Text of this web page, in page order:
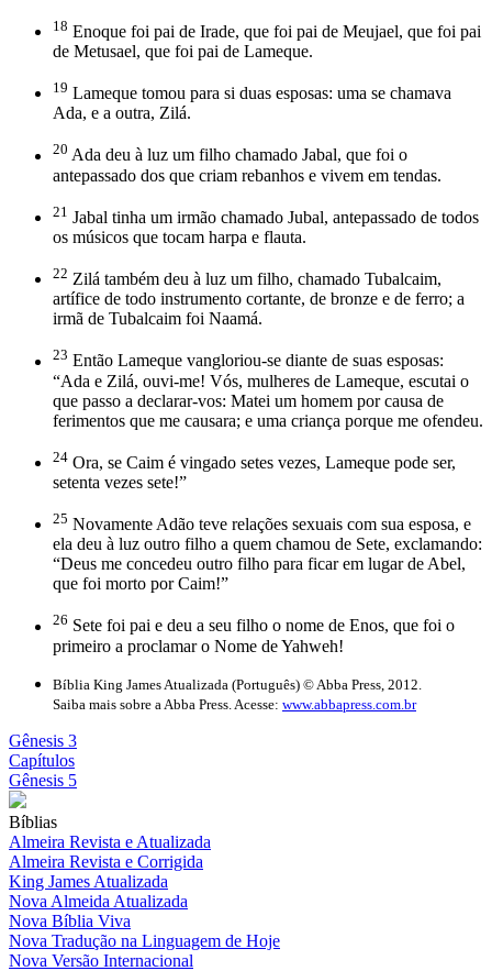
18 Enoque foi pai de Irade, que foi pai de Meujael, que foi pai
de Metusael, que foi pai de Lameque.
19 Lameque tomou para si duas esposas: uma se chamava
Ada, e a outra, Zilá.
20 Ada deu à luz um filho chamado Jabal, que foi o
antepassado dos que criam rebanhos e vivem em tendas.
21 Jabal tinha um irmão chamado Jubal, antepassado de todos
os músicos que tocam harpa e flauta.
22 Zilá também deu à luz um filho, chamado Tubalcaim,
artífice de todo instrumento cortante, de bronze e de ferro; a
irmã de Tubalcaim foi Naamá.
23 Então Lameque vangloriou-se diante de suas esposas:
“Ada e Zilá, ouvi-me! Vós, mulheres de Lameque, escutai o
que passo a declarar-vos: Matei um homem por causa de
ferimentos que me causara; e uma criança porque me ofendeu.
24 Ora, se Caim é vingado setes vezes, Lameque pode ser,
setenta vezes sete!”
25 Novamente Adão teve relações sexuais com sua esposa, e
ela deu à luz outro filho a quem chamou de Sete, exclamando:
“Deus me concedeu outro filho para ficar em lugar de Abel,
que foi morto por Caim!”
26 Sete foi pai e deu a seu filho o nome de Enos, que foi o
primeiro a proclamar o Nome de Yahweh!
Bíblia King James Atualizada (Português) © Abba Press, 2012.
Saiba mais sobre a Abba Press. Acesse: www.abbapress.com.br
Gênesis 3
Capítulos
Gênesis 5
Bíblias
Almeira Revista e Atualizada
Almeira Revista e Corrigida
King James Atualizada
Nova Almeida Atualizada
Nova Bíblia Viva
Nova Tradução na Linguagem de Hoje
Nova Versão Internacional